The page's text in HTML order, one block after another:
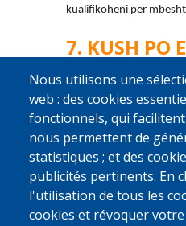
kualifikoheni për
KUSH PO
VULLNETAR?
Programi i kthimit
aeroplan ose autobus
Nous utilisons une
web : des cookies
fonctionnels, qui
nous permettent de
statistiques ; et des
publicités pertinents. En
l'utilisation de tous les
cookies et révoquer